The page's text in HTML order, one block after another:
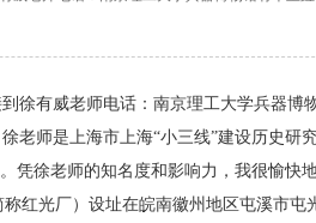
徐有威老师电话：南京理工大学兵器博
老师是上海市上海“小三线”建设历史研
凭徐老师的知名度和影响力，我很愉快地
红光厂）设址在皖南徽州地区屯溪市屯